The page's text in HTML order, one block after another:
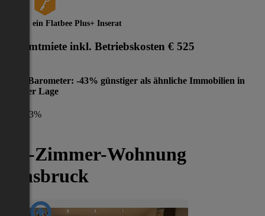
Dies ist ein Flatbee Plus+ Inserat
Gesamtmiete inkl. Betriebskosten € 525
Preis-Barometer: -43% günstiger als ähnliche Immobilien in
gleicher Lage
-43%
2,5-Zimmer-Wohnung
Innsbruck